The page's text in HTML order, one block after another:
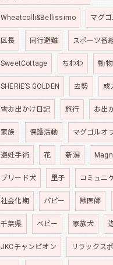
Wheatcolli&Bellissimo マグ
区長 同行避難 スポーツ番
SweetCottage ちわわ 動
SHERIE’S GOLDEN 去勢 成
雪お出かけ日記 旅行 お出
家族 保護活動 マグゴルオ
避妊手術 花 新潟
ブリード犬 里子 コミュニ
社会化期 パピー 獣医師
千葉県 ベビー 家族犬
JKCチャンピオン リラックス